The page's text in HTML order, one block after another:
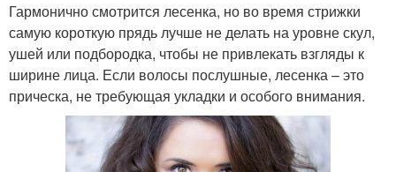
Гармонично смотрится лесенка, но во время стрижки
самую короткую прядь лучше не делать на уровне скул,
ушей или подбородка, чтобы не привлекать взгляды к
ширине лица. Если волосы послушные, лесенка – это
прическа, не требующая укладки и особого внимания.